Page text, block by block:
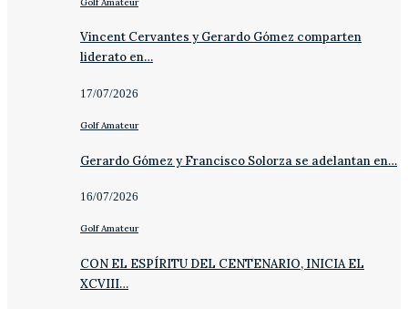
Vincent Cervantes y Gerardo Gómez comparten
liderato en…
17/07/2026
Golf Amateur
Gerardo Gómez y Francisco Solorza se adelantan en…
16/07/2026
Golf Amateur
CON EL ESPÍRITU DEL CENTENARIO, INICIA EL
XCVIII…